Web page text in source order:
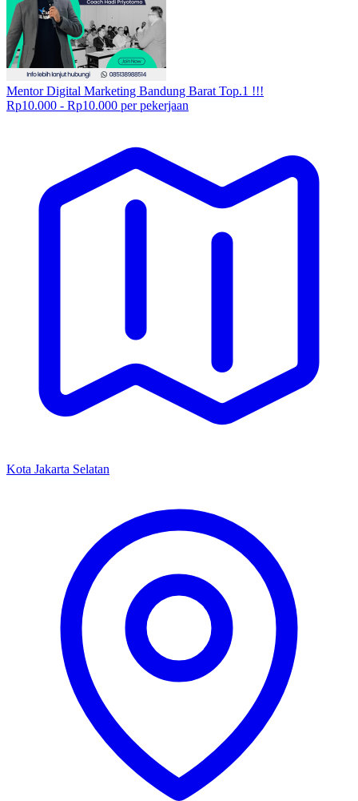
Mentor Digital Marketing Bandung Barat Top.1 !!!
Rp10.000 - Rp10.000 per pekerjaan
Kota Jakarta Selatan